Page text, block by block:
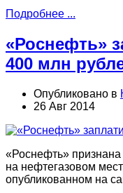
Подробнее ...
«Роснефть»
400 млн
Опубликовано в
26 Авг 2014
«Роснефть» признана
на нефтегазовом
опубликованном на